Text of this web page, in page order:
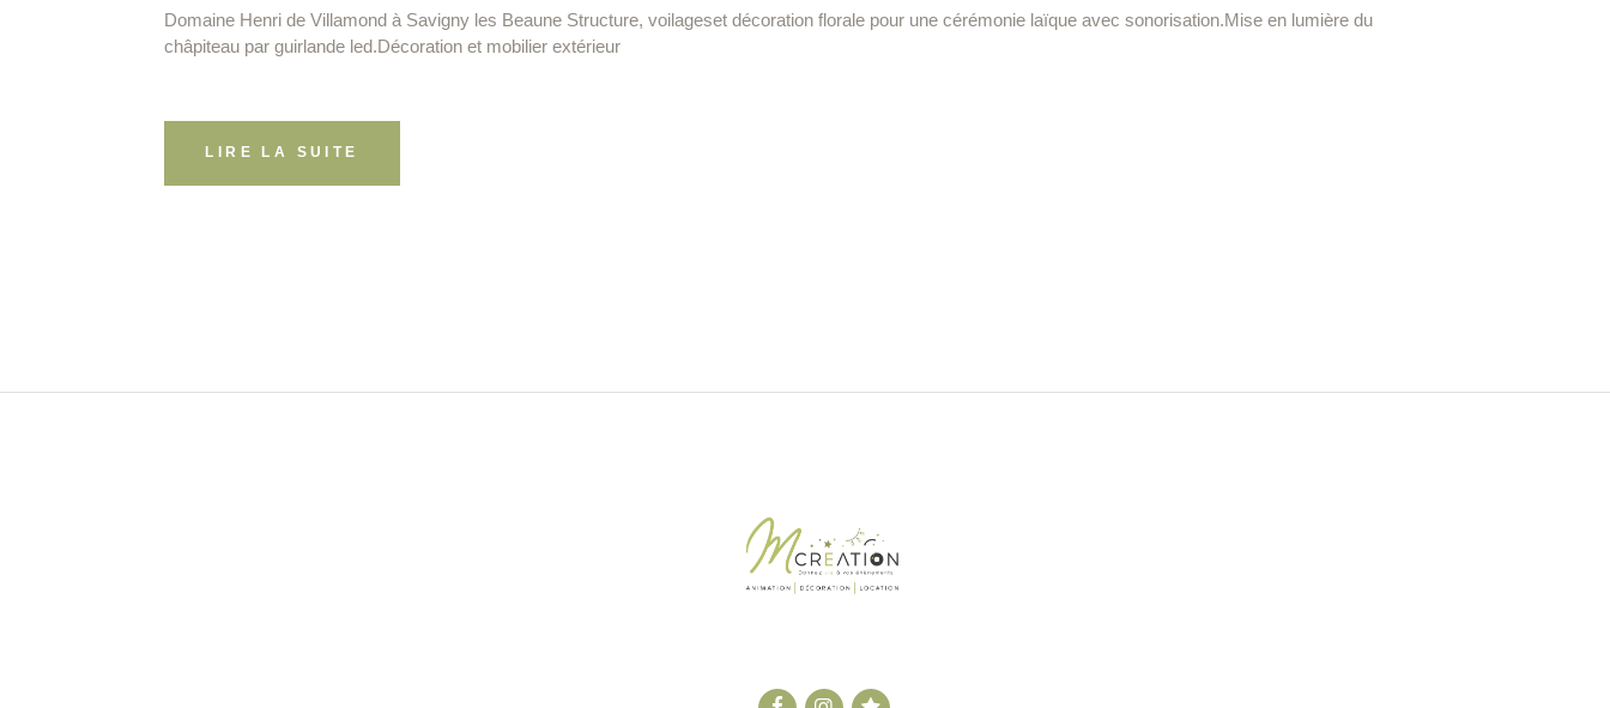
Domaine Henri de Villamond à Savigny les Beaune Structure, voilageset décoration florale pour une cérémonie laïque avec sonorisation.Mise en lumière du
châpiteau par guirlande led.Décoration et mobilier extérieur
LIRE LA SUITE